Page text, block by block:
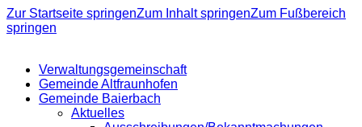
Zur Startseite springenZum Inhalt springenZum Fußbereich
springen
Verwaltungsgemeinschaft
Gemeinde Altfraunhofen
Gemeinde Baierbach
Aktuelles